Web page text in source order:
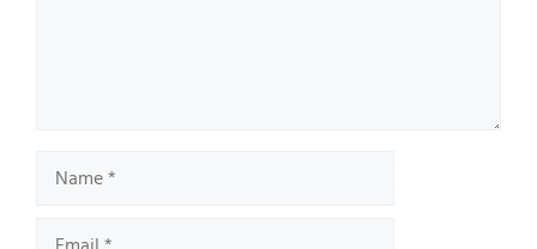
Name
Email